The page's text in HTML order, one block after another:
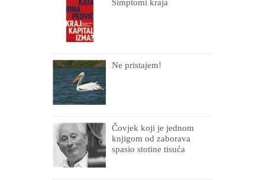
Simptomi kraja
Ne pristajem!
Čovjek koji je jednom
knjigom od zaborava
spasio stotine tisuća